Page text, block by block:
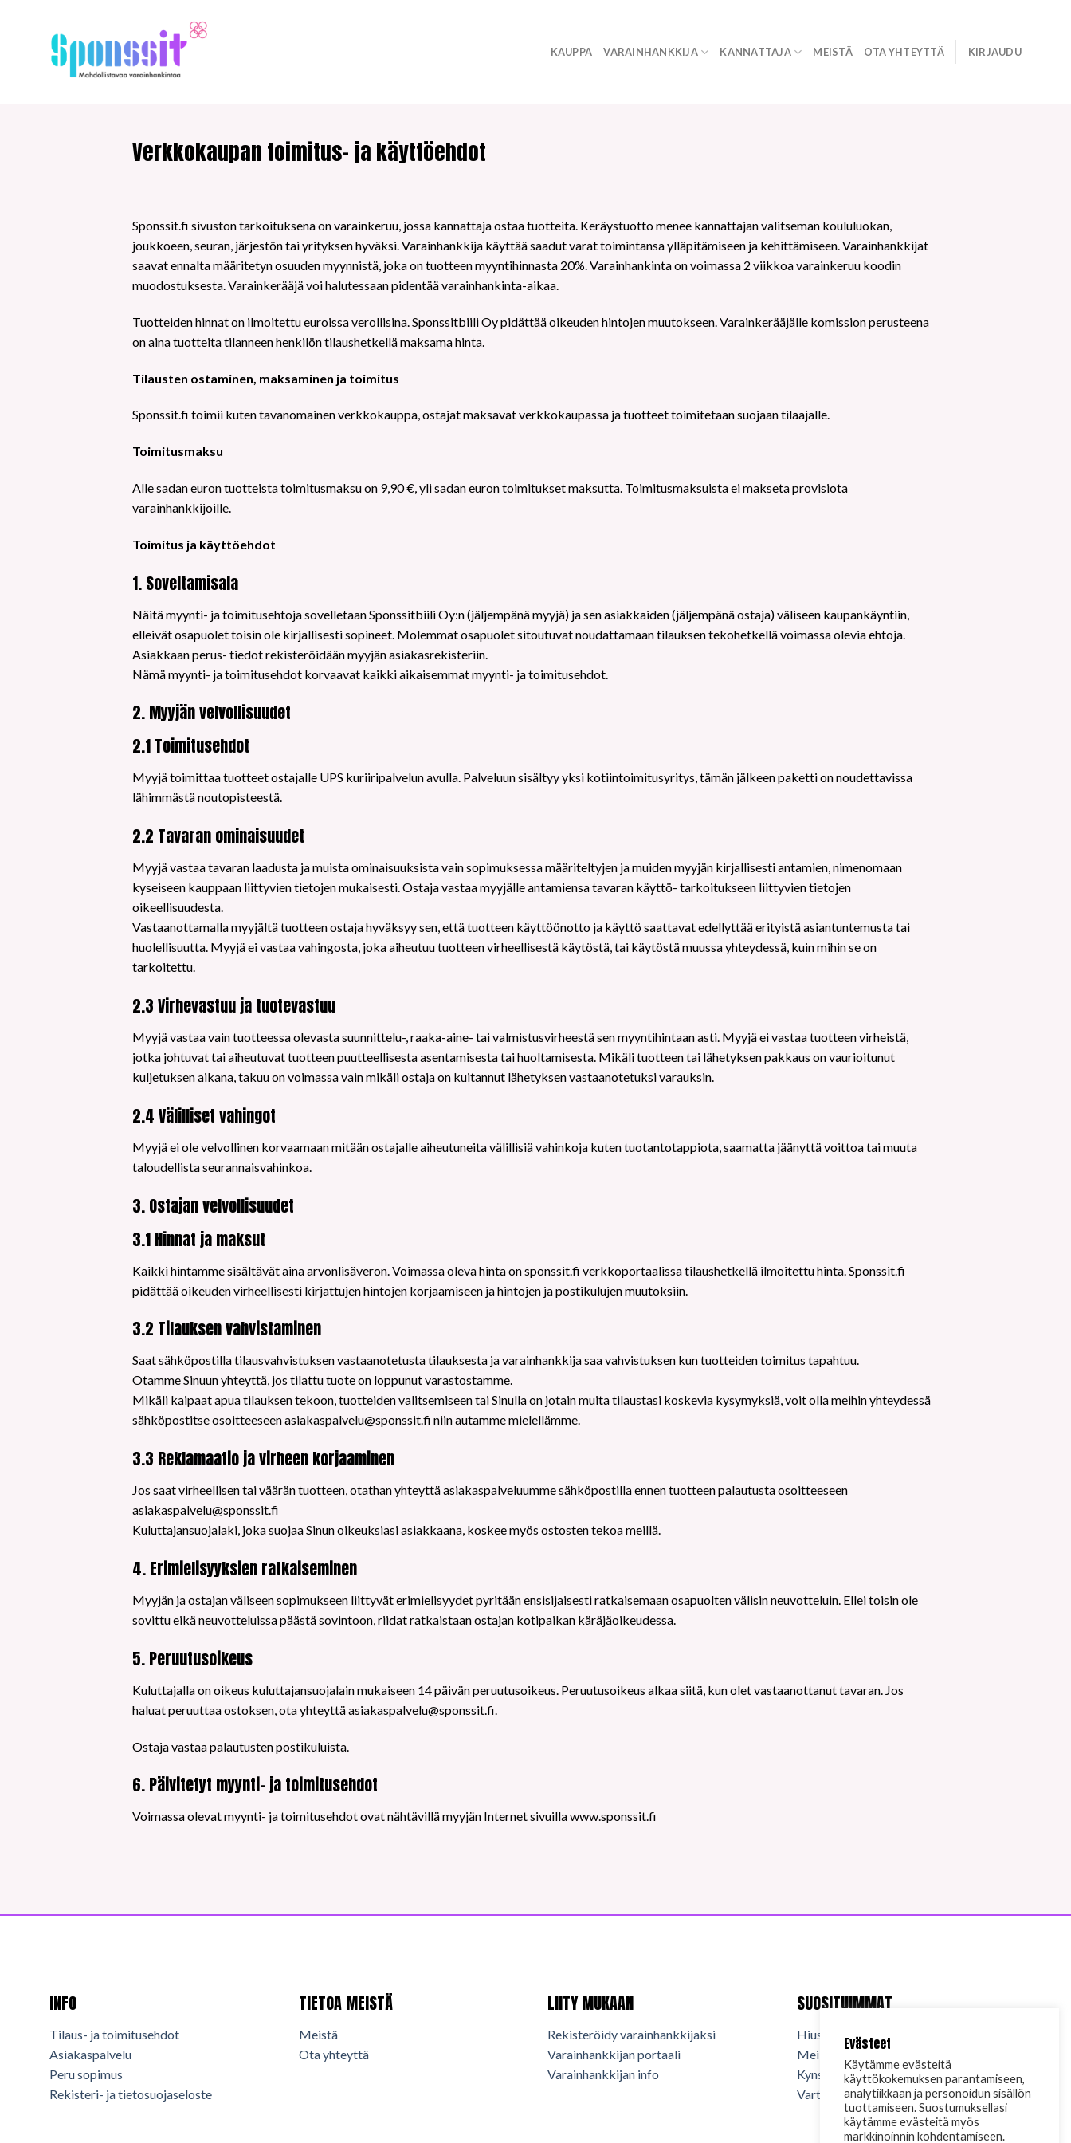
KAUPPA VARAINHANKKIJA KANNATTAJA MEISTÄ OTA YHTEYTTÄ KIRJAUDU
Verkkokaupan toimitus- ja käyttöehdot
Sponssit.fi sivuston tarkoituksena on varainkeruu, jossa kannattaja ostaa tuotteita. Keräystuotto menee kannattajan valitseman koululuokan,
joukkoeen, seuran, järjestön tai yrityksen hyväksi. Varainhankkija käyttää saadut varat toimintansa ylläpitämiseen ja kehittämiseen. Varainhankkijat
saavat ennalta määritetyn osuuden myynnistä, joka on tuotteen myyntihinnasta 20%. Varainhankinta on voimassa 2 viikkoa varainkeruu koodin
muodostuksesta. Varainkerääjä voi halutessaan pidentää varainhankinta-aikaa.
Tuotteiden hinnat on ilmoitettu euroissa verollisina. Sponssitbiili Oy pidättää oikeuden hintojen muutokseen. Varainkerääjälle komission perusteena
on aina tuotteita tilanneen henkilön tilaushetkellä maksama hinta.
Tilausten ostaminen, maksaminen ja toimitus
Sponssit.fi toimii kuten tavanomainen verkkokauppa, ostajat maksavat verkkokaupassa ja tuotteet toimitetaan suojaan tilaajalle.
Toimitusmaksu
Alle sadan euron tuotteista toimitusmaksu on 9,90 €, yli sadan euron toimitukset maksutta. Toimitusmaksuista ei makseta provisiota
varainhankkijoille.
Toimitus ja käyttöehdot
1. Soveltamisala
Näitä myynti- ja toimitusehtoja sovelletaan Sponssitbiili Oy:n (jäljempänä myyjä) ja sen asiakkaiden (jäljempänä ostaja) väliseen kaupankäyntiin,
elleivät osapuolet toisin ole kirjallisesti sopineet. Molemmat osapuolet sitoutuvat noudattamaan tilauksen tekohetkellä voimassa olevia ehtoja.
Asiakkaan perus- tiedot rekisteröidään myyjän asiakasrekisteriin.
Nämä myynti- ja toimitusehdot korvaavat kaikki aikaisemmat myynti- ja toimitusehdot.
2. Myyjän velvollisuudet
2.1 Toimitusehdot
Myyjä toimittaa tuotteet ostajalle UPS kuriiripalvelun avulla. Palveluun sisältyy yksi kotiintoimitusyritys, tämän jälkeen paketti on noudettavissa
lähimmästä noutopisteestä.
2.2 Tavaran ominaisuudet
Myyjä vastaa tavaran laadusta ja muista ominaisuuksista vain sopimuksessa määriteltyjen ja muiden myyjän kirjallisesti antamien, nimenomaan
kyseiseen kauppaan liittyvien tietojen mukaisesti. Ostaja vastaa myyjälle antamiensa tavaran käyttö- tarkoitukseen liittyvien tietojen
oikeellisuudesta.
Vastaanottamalla myyjältä tuotteen ostaja hyväksyy sen, että tuotteen käyttöönotto ja käyttö saattavat edellyttää erityistä asiantuntemusta tai
huolellisuutta. Myyjä ei vastaa vahingosta, joka aiheutuu tuotteen virheellisestä käytöstä, tai käytöstä muussa yhteydessä, kuin mihin se on
tarkoitettu.
2.3 Virhevastuu ja tuotevastuu
Myyjä vastaa vain tuotteessa olevasta suunnittelu-, raaka-aine- tai valmistusvirheestä sen myyntihintaan asti. Myyjä ei vastaa tuotteen virheistä,
jotka johtuvat tai aiheutuvat tuotteen puutteellisesta asentamisesta tai huoltamisesta. Mikäli tuotteen tai lähetyksen pakkaus on vaurioitunut
kuljetuksen aikana, takuu on voimassa vain mikäli ostaja on kuitannut lähetyksen vastaanotetuksi varauksin.
2.4 Välilliset vahingot
Myyjä ei ole velvollinen korvaamaan mitään ostajalle aiheutuneita välillisiä vahinkoja kuten tuotantotappiota, saamatta jäänyttä voittoa tai muuta
taloudellista seurannaisvahinkoa.
3. Ostajan velvollisuudet
3.1 Hinnat ja maksut
Kaikki hintamme sisältävät aina arvonlisäveron. Voimassa oleva hinta on sponssit.fi verkkoportaalissa tilaushetkellä ilmoitettu hinta. Sponssit.fi
pidättää oikeuden virheellisesti kirjattujen hintojen korjaamiseen ja hintojen ja postikulujen muutoksiin.
3.2 Tilauksen vahvistaminen
Saat sähköpostilla tilausvahvistuksen vastaanotetusta tilauksesta ja varainhankkija saa vahvistuksen kun tuotteiden toimitus tapahtuu.
Otamme Sinuun yhteyttä, jos tilattu tuote on loppunut varastostamme.
Mikäli kaipaat apua tilauksen tekoon, tuotteiden valitsemiseen tai Sinulla on jotain muita tilaustasi koskevia kysymyksiä, voit olla meihin yhteydessä
sähköpostitse osoitteeseen asiakaspalvelu@sponssit.fi niin autamme mielellämme.
3.3 Reklamaatio ja virheen korjaaminen
Jos saat virheellisen tai väärän tuotteen, otathan yhteyttä asiakaspalveluumme sähköpostilla ennen tuotteen palautusta osoitteeseen
asiakaspalvelu@sponssit.fi
Kuluttajansuojalaki, joka suojaa Sinun oikeuksiasi asiakkaana, koskee myös ostosten tekoa meillä.
4. Erimielisyyksien ratkaiseminen
Myyjän ja ostajan väliseen sopimukseen liittyvät erimielisyydet pyritään ensisijaisesti ratkaisemaan osapuolten välisin neuvotteluin. Ellei toisin ole
sovittu eikä neuvotteluissa päästä sovintoon, riidat ratkaistaan ostajan kotipaikan käräjäoikeudessa.
5. Peruutusoikeus
Kuluttajalla on oikeus kuluttajansuojalain mukaiseen 14 päivän peruutusoikeus. Peruutusoikeus alkaa siitä, kun olet vastaanottanut tavaran. Jos
haluat peruuttaa ostoksen, ota yhteyttä asiakaspalvelu@sponssit.fi.
Ostaja vastaa palautusten postikuluista.
6. Päivitetyt myynti- ja toimitusehdot
Voimassa olevat myynti- ja toimitusehdot ovat nähtävillä myyjän Internet sivuilla www.sponssit.fi
INFO
Tilaus- ja toimitusehdot
Asiakaspalvelu
Peru sopimus
Rekisteri- ja tietosuojaseloste
TIETOA MEISTÄ
Meistä
Ota yhteyttä
LIITY MUKAAN
Rekisteröidy varainhankkijaksi
Varainhankkijan portaali
Varainhankkijan info
SUOSITUIMMAT
Hiuskosmetiikka
Meikkikosmetiikka
Kynsituotteet
Vartalokosmetiikka
Evästeet
Käytämme evästeitä
käyttökokemuksen parantamiseen,
analytiikkaan ja personoidun sisällön
tuottamiseen. Suostumuksellasi
käytämme evästeitä myös
markkinoinnin kohdentamiseen.